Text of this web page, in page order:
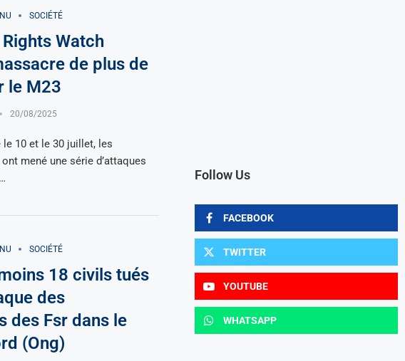
SOCIÉTÉ
Watch
de plus de
le M23
20/08/2025
le 10 et le 30 juillet, les
mené une série d’attaques
SOCIÉTÉ
18 civils tués
des
des Fsr dans le
(Ong)
Follow Us
FACEBOOK
TWITTER
YOUTUBE
WHATSAPP